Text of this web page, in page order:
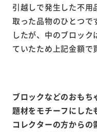
引越しで発生した不用
取った品物のひとつで
したが、中のブロッ
ていたため上記金額で
ブロックなどのおもち
題材をモチーフにした
コレクターの方から